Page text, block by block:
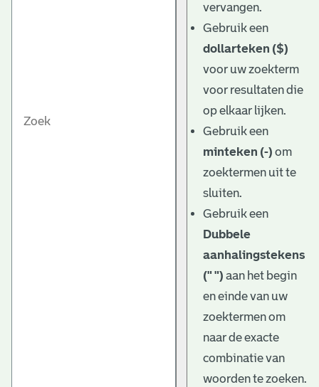
vervangen.
Gebruik een
dollarteken ($)
voor uw zoekterm
voor resultaten die
op elkaar lijken.
Gebruik een
minteken (-) om
zoektermen uit te
sluiten.
Gebruik een
Dubbele
aanhalingstekens
(" ") aan het begin
en einde van uw
zoektermen om
naar de exacte
combinatie van
woorden te zoeken.